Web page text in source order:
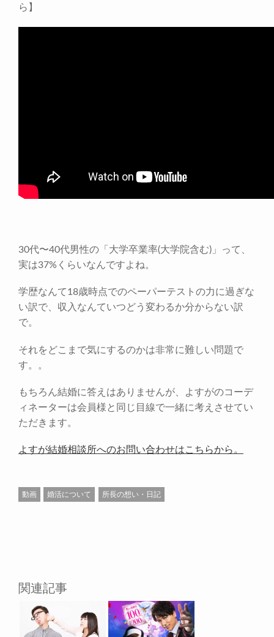
ら】
30代〜40代男性の「大学卒業率(大学院含む)」って、
実は37%くらいなんですよね。
学歴なんて18歳時点でのペーパーテストの力に過ぎな
い訳で、収入なんていつどう変わるか分からない訳
で。
それをどこまで気にするのかは非常に難しい問題で
す。。
もちろん結婚に答えはありませんが、よすがのコーデ
ィネーターは会員様と同じ目線で一緒に考えさせてい
ただきます。
よすが結婚相談所へのお問い合わせはこちらから。
動画 婚活について 所長の想い・日記
関連記事